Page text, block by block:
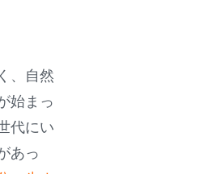
、自然
始まっ
代にい
あっ